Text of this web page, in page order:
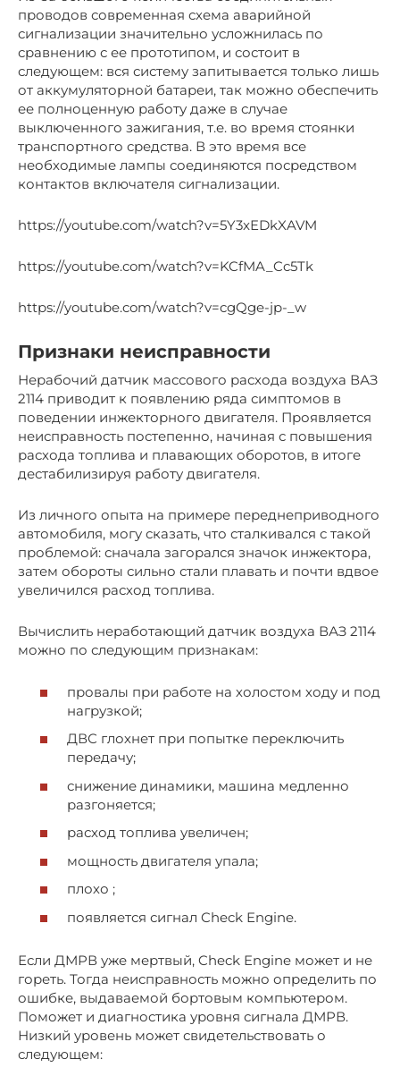
проводов современная схема аварийной
сигнализации значительно усложнилась по
сравнению с ее прототипом, и состоит в
следующем: вся систему запитывается только лишь
от аккумуляторной батареи, так можно обеспечить
ее полноценную работу даже в случае
выключенного зажигания, т.е. во время стоянки
транспортного средства. В это время все
необходимые лампы соединяются посредством
контактов включателя сигнализации.
https://youtube.com/watch?v=5Y3xEDkXAVM
https://youtube.com/watch?v=KCfMA_Cc5Tk
https://youtube.com/watch?v=cgQge-jp-_w
Признаки неисправности
Нерабочий датчик массового расхода воздуха ВАЗ
2114 приводит к появлению ряда симптомов в
поведении инжекторного двигателя. Проявляется
неисправность постепенно, начиная с повышения
расхода топлива и плавающих оборотов, в итоге
дестабилизируя работу двигателя.
Из личного опыта на примере переднеприводного
автомобиля, могу сказать, что сталкивался с такой
проблемой: сначала загорался значок инжектора,
затем обороты сильно стали плавать и почти вдвое
увеличился расход топлива.
Вычислить неработающий датчик воздуха ВАЗ 2114
можно по следующим признакам:
провалы при работе на холостом ходу и под
нагрузкой;
ДВС глохнет при попытке переключить
передачу;
снижение динамики, машина медленно
разгоняется;
расход топлива увеличен;
мощность двигателя упала;
плохо ;
появляется сигнал Check Engine.
Если ДМРВ уже мертвый, Check Engine может и не
гореть. Тогда неисправность можно определить по
ошибке, выдаваемой бортовым компьютером.
Поможет и диагностика уровня сигнала ДМРВ.
Низкий уровень может свидетельствовать о
следующем: